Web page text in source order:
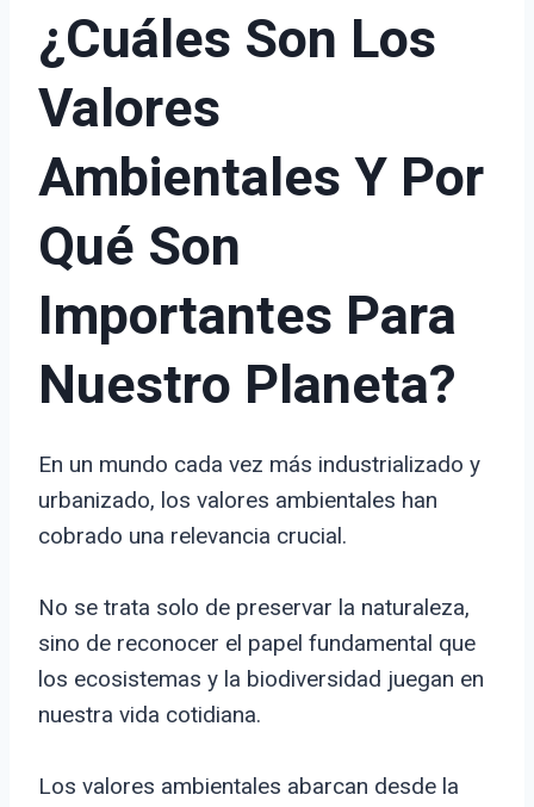
¿Cuáles Son Los
Valores
Ambientales Y Por
Qué Son
Importantes Para
Nuestro Planeta?
En un mundo cada vez más industrializado y
urbanizado, los valores ambientales han
cobrado una relevancia crucial.
No se trata solo de preservar la naturaleza,
sino de reconocer el papel fundamental que
los ecosistemas y la biodiversidad juegan en
nuestra vida cotidiana.
Los valores ambientales abarcan desde la